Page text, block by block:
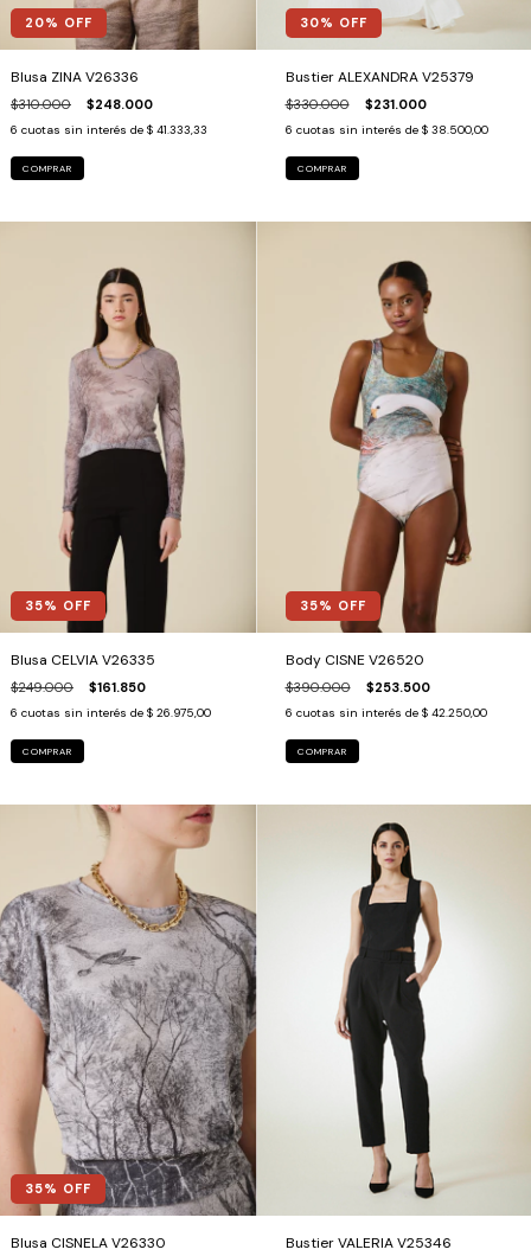
20% OFF
Blusa ZINA V26336
$310.000 $248.000
6 cuotas sin interés de $ 41.333,33
COMPRAR
30% OFF
Bustier ALEXANDRA V25379
$330.000 $231.000
6 cuotas sin interés de $ 38.500,00
COMPRAR
35% OFF
Blusa CELVIA V26335
$249.000 $161.850
6 cuotas sin interés de $ 26.975,00
COMPRAR
35% OFF
Body CISNE V26520
$390.000 $253.500
6 cuotas sin interés de $ 42.250,00
COMPRAR
35% OFF
Blusa CISNELA V26330 Bustier VALERIA V25346